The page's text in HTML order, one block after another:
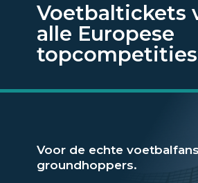
Voetbaltickets
alle Europese
topcompetities
Voor de echte
groundhoppers.